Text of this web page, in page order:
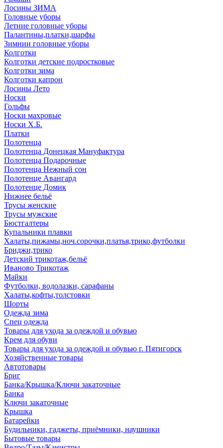
Лосины ЗИМА
Головные уборы
Летние головные уборы
Палантины,платки,шарфы
Зимнии головные уборы
Колготки
Колготки детские подростковые
Колготки зима
Колготки капрон
Лосины Лето
Носки
Гольфы
Носки махровые
Носки Х.Б.
Платки
Полотенца
Полотенца Донецкая Мануфактура
Полотенца Подарочные
Полотенца Нежный сон
Полотенце Авангард
Полотенце Домик
Нижнее бельё
Трусы женские
Трусы мужские
Бюстгалтеры
Купальники плавки
Халаты,пижамы,ноч.сорочки,платья,трико,футболки
Бриджи,трико
Детский трикотаж,бельё
Иваново Трикотаж
Майки
Футболки, водолазки, сарафаны
Халаты,кофты,толстовки
Шорты
Одежда зима
Спец одежда
Товары для ухода за одеждой и обувью
Крем для обуви
Товары для ухода за одеждой и обувью г. Пятигорск
Хозяйственные товары
Автотовары
Бриг
Банка/Крышка/Ключи закаточные
Банка
Ключи закаточные
Крышка
Батарейки
Будильники, гаджеты, приёмники, наушники
Бытовые товары